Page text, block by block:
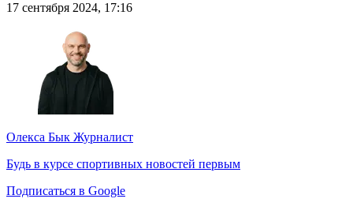
17 сентября 2024, 17:16
Олекса Бык Журналист
Будь в курсе спортивных новостей первым
Подписаться в Google